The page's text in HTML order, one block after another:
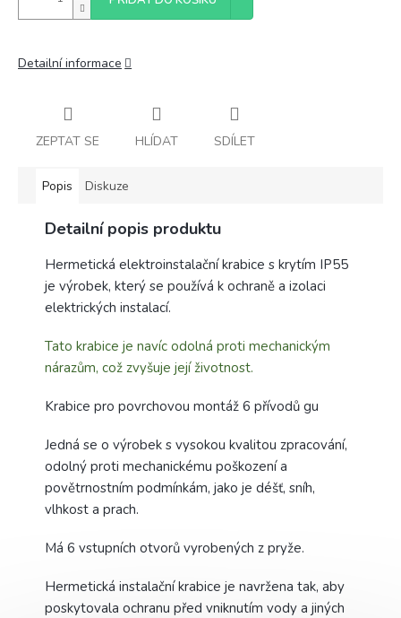
Detailní informace
ZEPTAT SE HLÍDAT SDÍLET
Popis Diskuze
Detailní popis produktu
Hermetická elektroinstalační krabice s krytím IP55
je výrobek, který se používá k ochraně a izolaci
elektrických instalací.
Tato krabice je navíc odolná proti mechanickým
nárazům, což zvyšuje její životnost.
Krabice pro povrchovou montáž 6 přívodů gu
Jedná se o výrobek s vysokou kvalitou zpracování,
odolný proti mechanickému poškození a
povětrnostním podmínkám, jako je déšť, sníh,
vlhkost a prach.
Má 6 vstupních otvorů vyrobených z pryže.
Hermetická instalační krabice je navržena tak, aby
poskytovala ochranu před vniknutím vody a jiných